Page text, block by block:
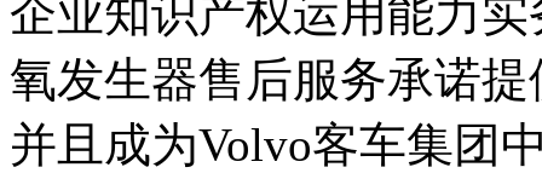
企业知识产权运用能力
氧发生器售后服务承诺
并且成为Volvo客车集团